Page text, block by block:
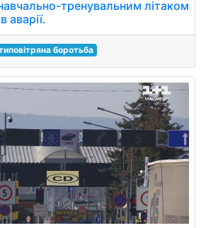
тренувальним літаком
аварії.
боротьба